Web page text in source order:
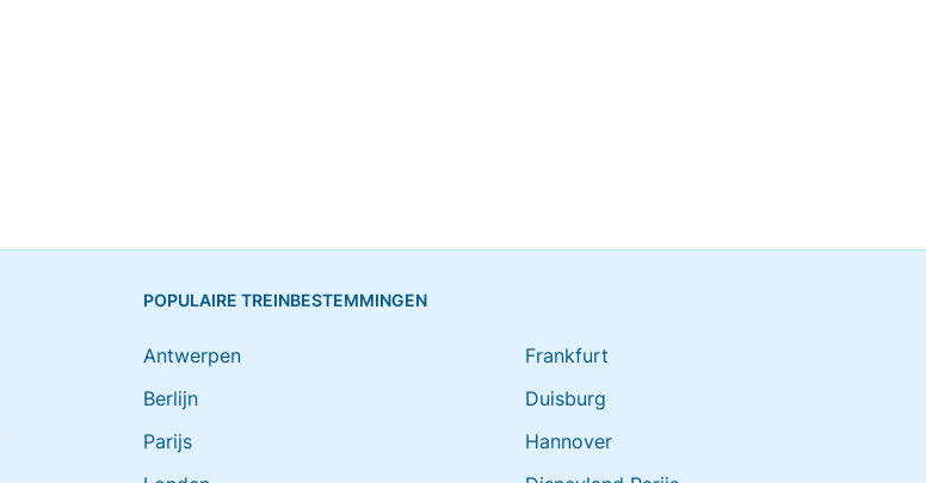
POPULAIRE TREINBESTEMMINGEN
Antwerpen
Berlijn
Parijs
Frankfurt
Duisburg
Hannover